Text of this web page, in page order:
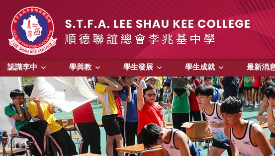
認識李中 學與教 學生發展 學生成就 最新消